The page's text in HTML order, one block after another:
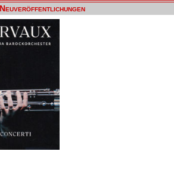
Neuveröffentlichungen